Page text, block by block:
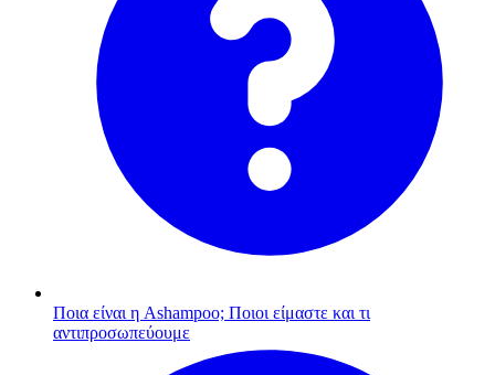
Ποια είναι η Ashampoo; Ποιοι είμαστε και τι
αντιπροσωπεύουμε